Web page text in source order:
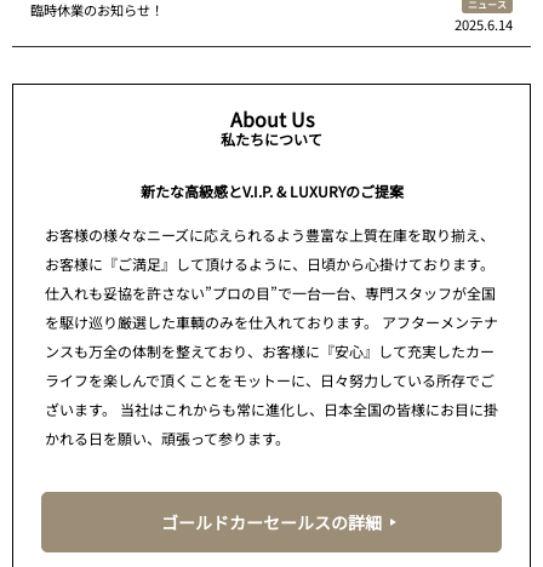
臨時休業のお知らせ！ ニュース
2025.6.14
About Us
私たちについて
新たな高級感とV.I.P. & LUXURYのご提案
お客様の様々なニーズに応えられるよう豊富な上質在庫を取り揃え、
お客様に『ご満足』して頂けるように、日頃から心掛けております。
仕入れも妥協を許さない”プロの目”で一台一台、専門スタッフが全国
を駆け巡り厳選した車輌のみを仕入れております。 アフターメンテナ
ンスも万全の体制を整えており、お客様に『安心』して充実したカー
ライフを楽しんで頂くことをモットーに、日々努力している所存でご
ざいます。 当社はこれからも常に進化し、日本全国の皆様にお目に掛
かれる日を願い、頑張って参ります。
ゴールドカーセールスの詳細